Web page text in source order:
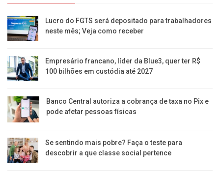
Lucro do FGTS será depositado para trabalhadores
neste mês; Veja como receber
Empresário francano, líder da Blue3, quer ter R$
100 bilhões em custódia até 2027
Banco Central autoriza a cobrança de taxa no Pix e
pode afetar pessoas físicas
Se sentindo mais pobre? Faça o teste para
descobrir a que classe social pertence